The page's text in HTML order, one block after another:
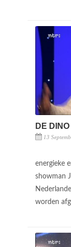
DE
13
energieke
showman
worden